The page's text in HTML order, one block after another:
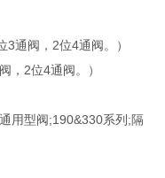
通阀，2位4通阀。）
，2位4通阀。）
用型阀;190&330系列;隔